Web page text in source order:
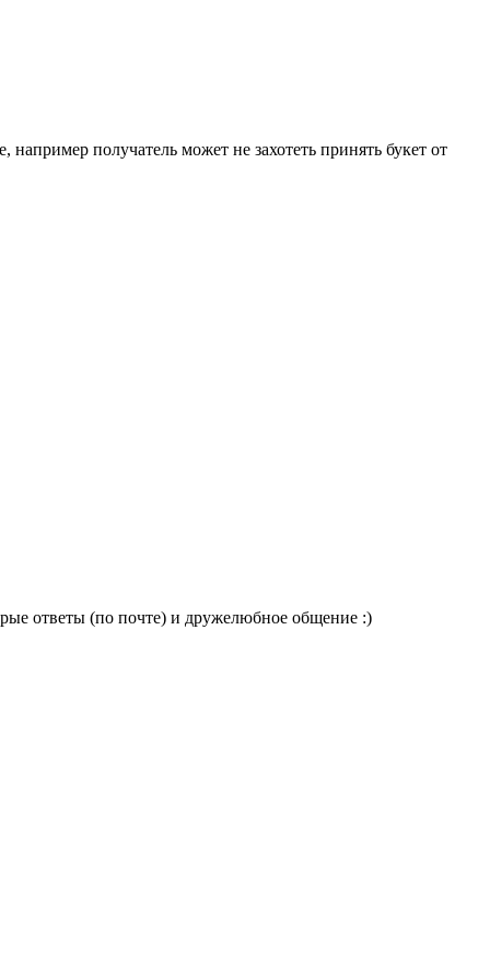
получатель может не захотеть принять букет от
ответы (по почте) и дружелюбное общение :)